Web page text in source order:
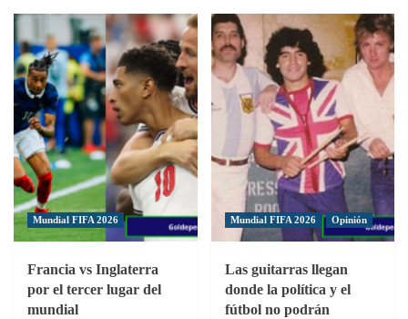
de
los
paradigmas
para
fomentar
el
fútbol
potencial
de
RD
para
el
fútbol
playa
Mundial FIFA 2026
Francia vs Inglaterra
por el tercer lugar del
mundial
Mundial FIFA 2026 Opinión
Las guitarras llegan
donde la política y el
fútbol no podrán